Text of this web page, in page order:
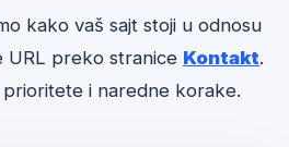
kako vaš sajt stoji u odnosu
URL preko stranice Kontakt.
prioritete i naredne korake.